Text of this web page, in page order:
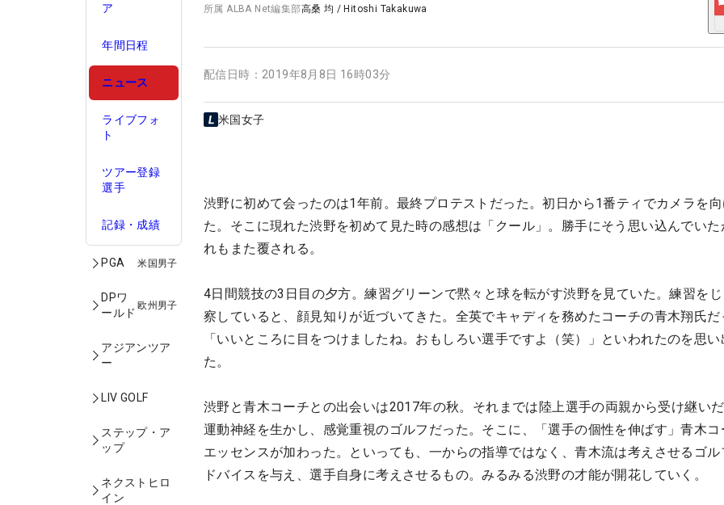
ア
年間日程
ニュース
ライブフォ
ト
ツアー登録
選手
記録・成績
PGA 米国男子
DPワ
ールド
欧州男子
アジアンツア
ー
LIV GOLF
ステップ・ア
ップ
ネクストヒロ
イン
所属ALBA Net編集部高桑 均 / Hitoshi Takakuwa
配信日時： 2019年8月8日 16時03分
米国女子
渋野に初めて会ったのは1年前。最終プロテストだった。初日から1番ティでカメラを
た。そこに現れた渋野を初めて見た時の感想は「クール」。勝手にそう思い込んでいた
れもまた覆される。
4日間競技の3日目の夕方。練習グリーンで黙々と球を転がす渋野を見ていた。練習を
察していると、顔見知りが近づいてきた。全英でキャディを務めたコーチの青木翔氏だ
「いいところに目をつけましたね。おもしろい選手ですよ（笑）」といわれたのを思い
た。
渋野と青木コーチとの出会いは2017年の秋。それまでは陸上選手の両親から受け継い
運動神経を生かし、感覚重視のゴルフだった。そこに、「選手の個性を伸ばす」青木コ
エッセンスが加わった。といっても、一からの指導ではなく、青木流は考えさせるゴル
ドバイスを与え、選手自身に考えさせるもの。みるみる渋野の才能が開花していく。